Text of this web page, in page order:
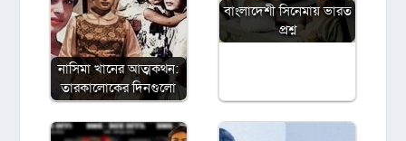
নাসিমা খানের আত্মকথন:
তারকালোকের দিনগুলো
বাংলাদেশী সিনেমায় ভারত
প্রশ্ন